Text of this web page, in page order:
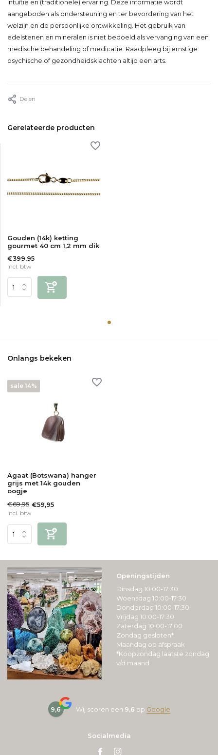
intuïtie en (traditionele) ervaring. Deze informatie wordt
aangeboden als ondersteuning en ter bevordering van het
welzijn en de persoonlijke ontwikkeling. Het gebruik van
edelstenen en mineralen is niet bedoeld als vervanging van een
medische behandeling of medicatie. Raadpleeg bij ernstige
psychische of gezondheidsklachten altijd een arts.
Delen
Gerelateerde producten
Gouden (14k) ketting
gourmet 40 cm 1,2 mm dik
€399,95
Incl. btw
Onlangs bekeken
sale 14%
Agaat (Botswana) hanger
grijs met 14k gouden
oogje
€69,95 €59,95
Incl. btw
Openingstijden
Dinsdag 10:00-17:30
Woensdag 10:00-17:30
Donderdag 10:00-17:30
Vrijdag 10:00-17:30
Zaterdag 10:00-17:00
Zondag gesloten*
Maandag op afspraak
*Koopzondag laatste zondag
v/d maand
9,6 Wij scoren een 9,6 op Google
Socialmedia